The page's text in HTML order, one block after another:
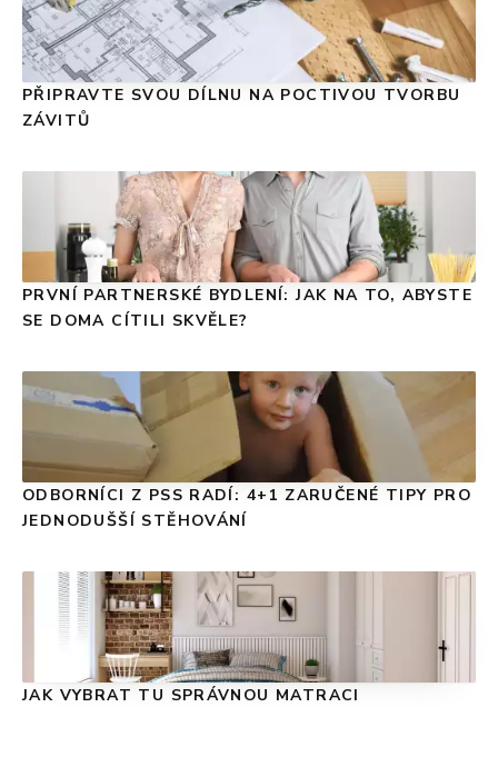
PŘIPRAVTE SVOU DÍLNU NA POCTIVOU TVORBU
ZÁVITŮ
PRVNÍ PARTNERSKÉ BYDLENÍ: JAK NA TO, ABYSTE
SE DOMA CÍTILI SKVĚLE?
ODBORNÍCI Z PSS RADÍ: 4+1 ZARUČENÉ TIPY PRO
JEDNODUŠŠÍ STĚHOVÁNÍ
JAK VYBRAT TU SPRÁVNOU MATRACI